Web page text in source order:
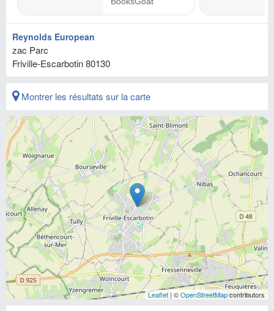
Reynolds European
zac Parc
Friville-Escarbotin80130
Montrer les résultats sur la carte
Leaflet | ©OpenStreetMapcontributors